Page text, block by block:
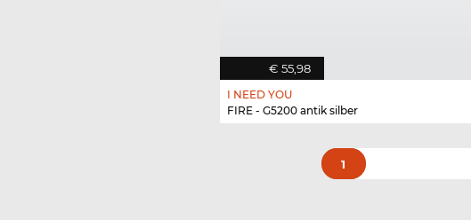
€ 55,98
I NEED YOU
FIRE - G5200 antik silber
1